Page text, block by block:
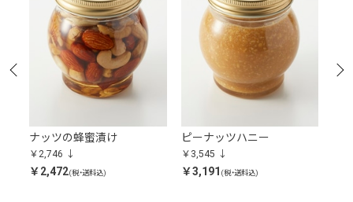
ナッツの蜂蜜漬け
￥2,746
￥2,472(税・送料込)
ピーナッツハニー
￥3,545
￥3,191 (税・送料込)